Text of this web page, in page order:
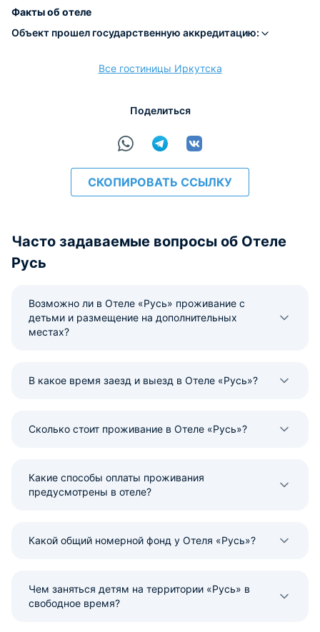
Факты об отеле
Объект прошел государственную аккредитацию:
Все гостиницы Иркутска
Поделиться
СКОПИРОВАТЬ ССЫЛКУ
Часто задаваемые вопросы об Отеле
Русь
Возможно ли в Отеле «Русь» проживание с
детьми и размещение на дополнительных
местах?
В какое время заезд и выезд в Отеле «Русь»?
Сколько стоит проживание в Отеле «Русь»?
Какие способы оплаты проживания
предусмотрены в отеле?
Какой общий номерной фонд у Отеля «Русь»?
Чем заняться детям на территории «Русь» в
свободное время?